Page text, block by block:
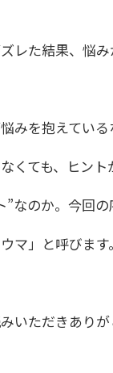
レた結果、悩み
みを抱えてい
くても、ヒント
”なのか。今回
マ」と呼びま
いただきありが